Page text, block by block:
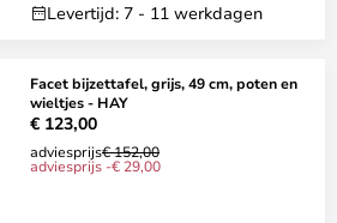
Levertijd: 7 - 11 werkdagen
Facet bijzettafel, grijs, 49 cm, poten en
wieltjes - HAY
€ 123,00
adviesprijs€ 152,00
adviesprijs -€ 29,00